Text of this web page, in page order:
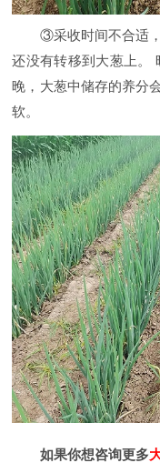
③采收时间不合适
还没有转移到大葱上。
晚，大葱中储存的养分
软。
如果你想咨询更多